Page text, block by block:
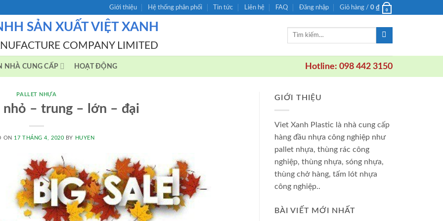
Giới thiệu Hệ thống phân phối Tin tức Liên hệ FAQ Đăng nhập Giỏ hàng / 0 ₫ 0
SẢN XUẤT VIỆT XANH
COMPANY LIMITED
Tìm
NHÀ CUNG CẤP HOẠT ĐỘNG Hotline: 098 442 3150
PALLET NHỰA
nhỏ – trung – lớn – đại
ON 17 THÁNG 4, 2020 BY HUYEN
GIỚI THIỆU
Viet Xanh Plastic là nhà cung cấp
hàng đầu nhựa công nghiệp như
pallet nhựa, thùng rác công
nghiệp, thùng nhựa, sóng nhựa,
thùng chở hàng, tấm lót nhựa
công nghiệp..
BÀI VIẾT MỚI NHẤT